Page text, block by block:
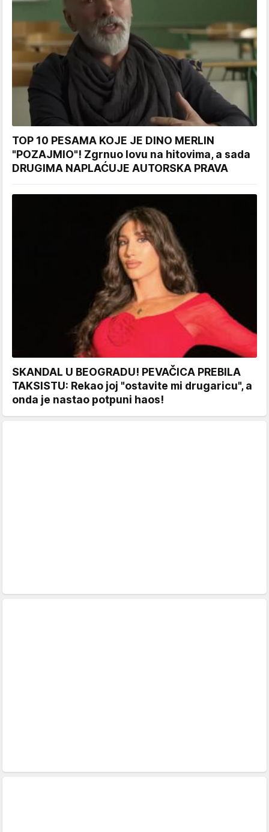
TOP 10 PESAMA KOJE JE DINO MERLIN
"POZAJMIO"! Zgrnuo lovu na hitovima, a sada
DRUGIMA NAPLAĆUJE AUTORSKA PRAVA
SKANDAL U BEOGRADU! PEVAČICA PREBILA
TAKSISTU: Rekao joj "ostavite mi drugaricu", a
onda je nastao potpuni haos!